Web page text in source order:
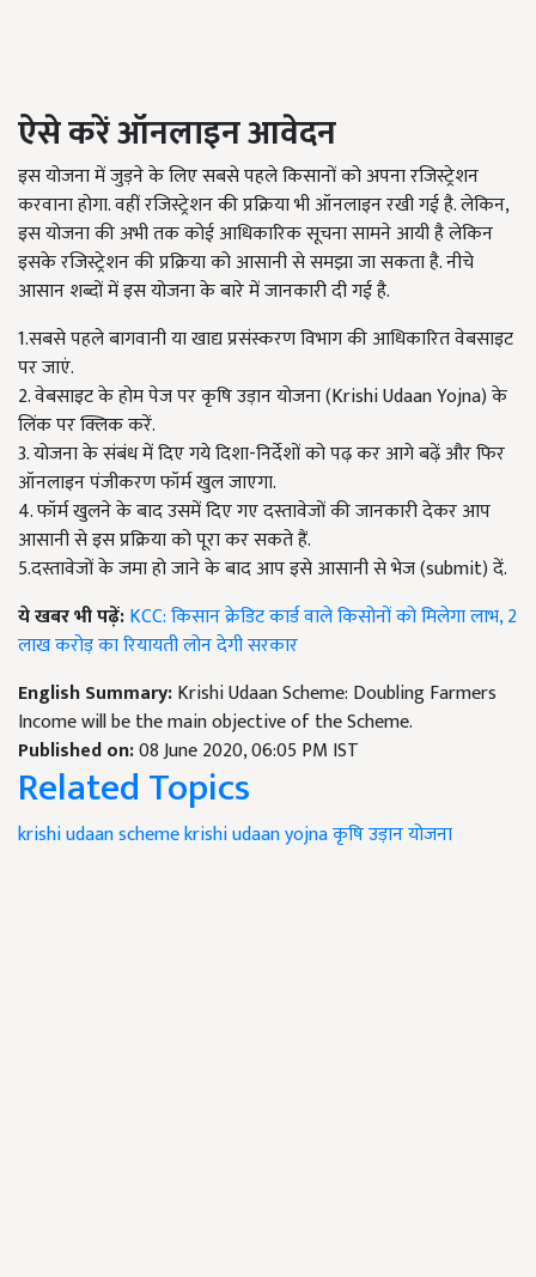
ऐसे करें ऑनलाइन आवेदन
इस योजना में जुड़ने के लिए सबसे पहले किसानों को अपना रजिस्ट्रेशन
करवाना होगा. वहीं रजिस्ट्रेशन की प्रक्रिया भी ऑनलाइन रखी गई है. लेकिन,
इस योजना की अभी तक कोई आधिकारिक सूचना सामने आयी है लेकिन
इसके रजिस्ट्रेशन की प्रक्रिया को आसानी से समझा जा सकता है. नीचे
आसान शब्दों में इस योजना के बारे में जानकारी दी गई है.
1.सबसे पहले बागवानी या खाद्य प्रसंस्करण विभाग की आधिकारित वेबसाइट
पर जाएं.
2. वेबसाइट के होम पेज पर कृषि उड़ान योजना (Krishi Udaan Yojna) के
लिंक पर क्लिक करें.
3. योजना के संबंध में दिए गये दिशा-निर्देशों को पढ़ कर आगे बढ़ें और फिर
ऑनलाइन पंजीकरण फॉर्म खुल जाएगा.
4. फॉर्म खुलने के बाद उसमें दिए गए दस्तावेजों की जानकारी देकर आप
आसानी से इस प्रक्रिया को पूरा कर सकते हैं.
5.दस्तावेजों के जमा हो जाने के बाद आप इसे आसानी से भेज (submit) दें.
ये खबर भी पढ़ें:KCC: किसान क्रेडिट कार्ड वाले किसोनों को मिलेगा लाभ, 2
लाख करोड़ का रियायती लोन देगी सरकार
English Summary:Krishi Udaan Scheme: Doubling Farmers
Income will be the main objective of the Scheme.
Published on:08 June 2020, 06:05 PM IST
Related Topics
krishi udaan schemekrishi udaan yojnaकृषि उड़ान योजना